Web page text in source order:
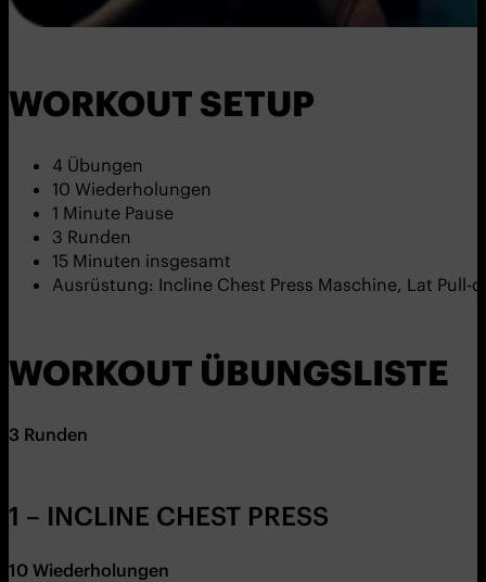
WORKOUT SETUP
4 Übungen
10 Wiederholungen
1 Minute Pause
3 Runden
15 Minuten insgesamt
Ausrüstung: Incline Chest Press Maschine, Lat Pull-
WORKOUT ÜBUNGSLISTE
3 Runden
1 – INCLINE CHEST PRESS
10 Wiederholungen